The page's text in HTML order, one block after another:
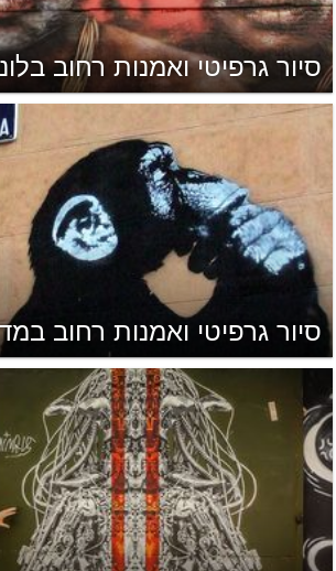
סיור גרפיטי ואמנות רחוב
סיור גרפיטי ואמנות רחוב